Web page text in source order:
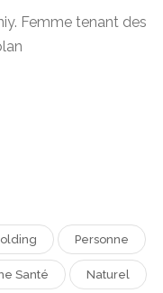
Femme tenant des
Personne
Santé Naturel